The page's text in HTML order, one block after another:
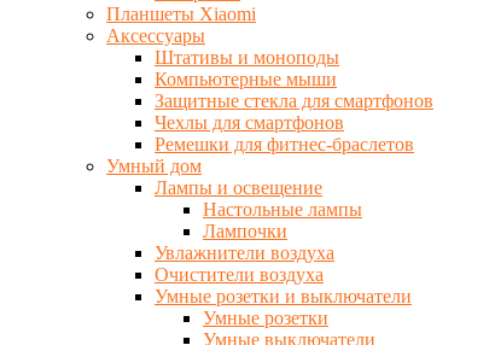
Планшеты Xiaomi
Аксессуары
Штативы и моноподы
Компьютерные мыши
Защитные стекла для смартфонов
Чехлы для смартфонов
Ремешки для фитнес-браслетов
Умный дом
Лампы и освещение
Настольные лампы
Лампочки
Увлажнители воздуха
Очистители воздуха
Умные розетки и выключатели
Умные розетки
Умные выключатели